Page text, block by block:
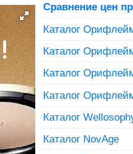
Сравнение цен
Каталог
Каталог
Каталог
Каталог
Каталог
Каталог NovAge